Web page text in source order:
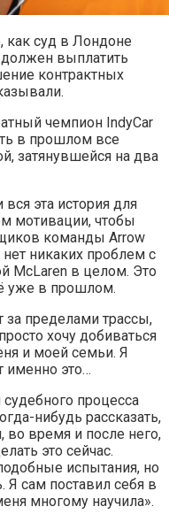
как суд в Лондоне
выплатить
контрактных
чемпион IndyCar
в прошлом все
затянувшейся на два
вся эта история для
мотивации, чтобы
команды Arrow
нет никаких проблем с
McLaren в целом. Это
уже в прошлом.
за пределами трассы,
хочу добиваться
и моей семьи. Я
именно это…
процесса
нибудь рассказать,
во время и после него,
это сейчас.
испытания, но
Я сам поставил себя в
многому научила».